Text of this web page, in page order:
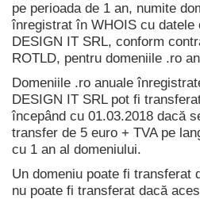
pe perioada de 1 an, numite
înregistrat în WHOIS cu datele
DESIGN IT SRL, conform
ROTLD, pentru domeniile .ro
Domeniile .ro anuale
DESIGN IT SRL pot fi
începând cu 01.03.2018 dacă
transfer de 5 euro + TVA pe
cu 1 an al domeniului.
Un domeniu poate fi transferat
nu poate fi transferat dacă